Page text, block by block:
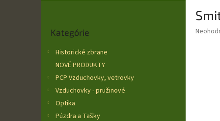
kategórie
Kategórie
Historické zbrane
NOVÉ PRODUKTY
PCP Vzduchovky, vetrovky
Vzduchovky - pružinové
Optika
Púzdra a Tašky